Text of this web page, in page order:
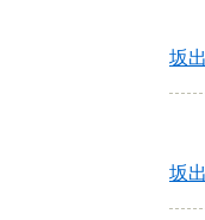
坂
坂